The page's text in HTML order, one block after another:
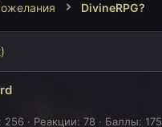
DivineRPG?
256 Реакции 78 Баллы 175